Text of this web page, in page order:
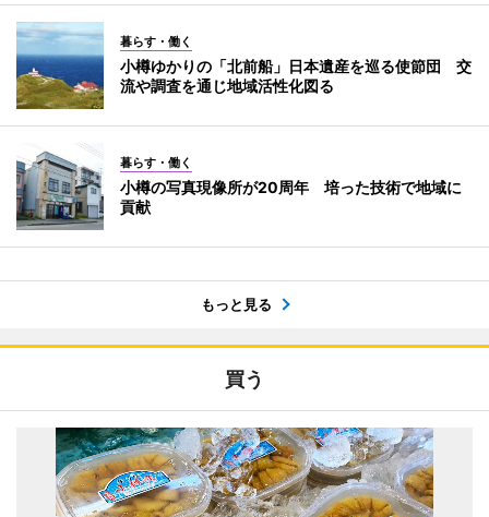
暮らす・働く
小樽ゆかりの「北前船」日本遺産を巡る使節団 交
流や調査を通じ地域活性化図る
暮らす・働く
小樽の写真現像所が20周年 培った技術で地域に
貢献
もっと見る
買う